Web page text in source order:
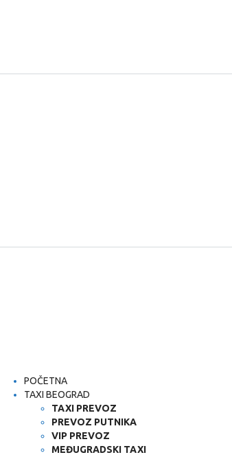
POČETNA
TAXI BEOGRAD
TAXI PREVOZ
PREVOZ PUTNIKA
VIP PREVOZ
MEĐUGRADSKI TAXI